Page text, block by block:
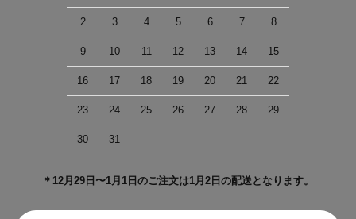
2 3 4 5 6 7 8
9 10 11 12 13 14 15
16 17 18 19 20 21 22
23 24 25 26 27 28 29
30 31
＊12月29日〜1月1日のご注文は1月2日の配送となります。